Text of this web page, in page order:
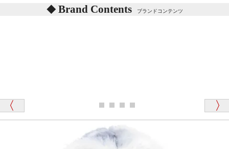
記載しておりますので、ぜひ探してみてください。
ディベアがいます。
「スクエーカー内蔵」と記載しておりますので、ぜひ
探してみてください。
「前に買ったことがあったお店でしたので」
Brand Contents ブランドコンテンツ